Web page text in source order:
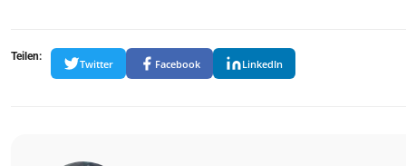
Teilen:
Twitter Facebook LinkedIn